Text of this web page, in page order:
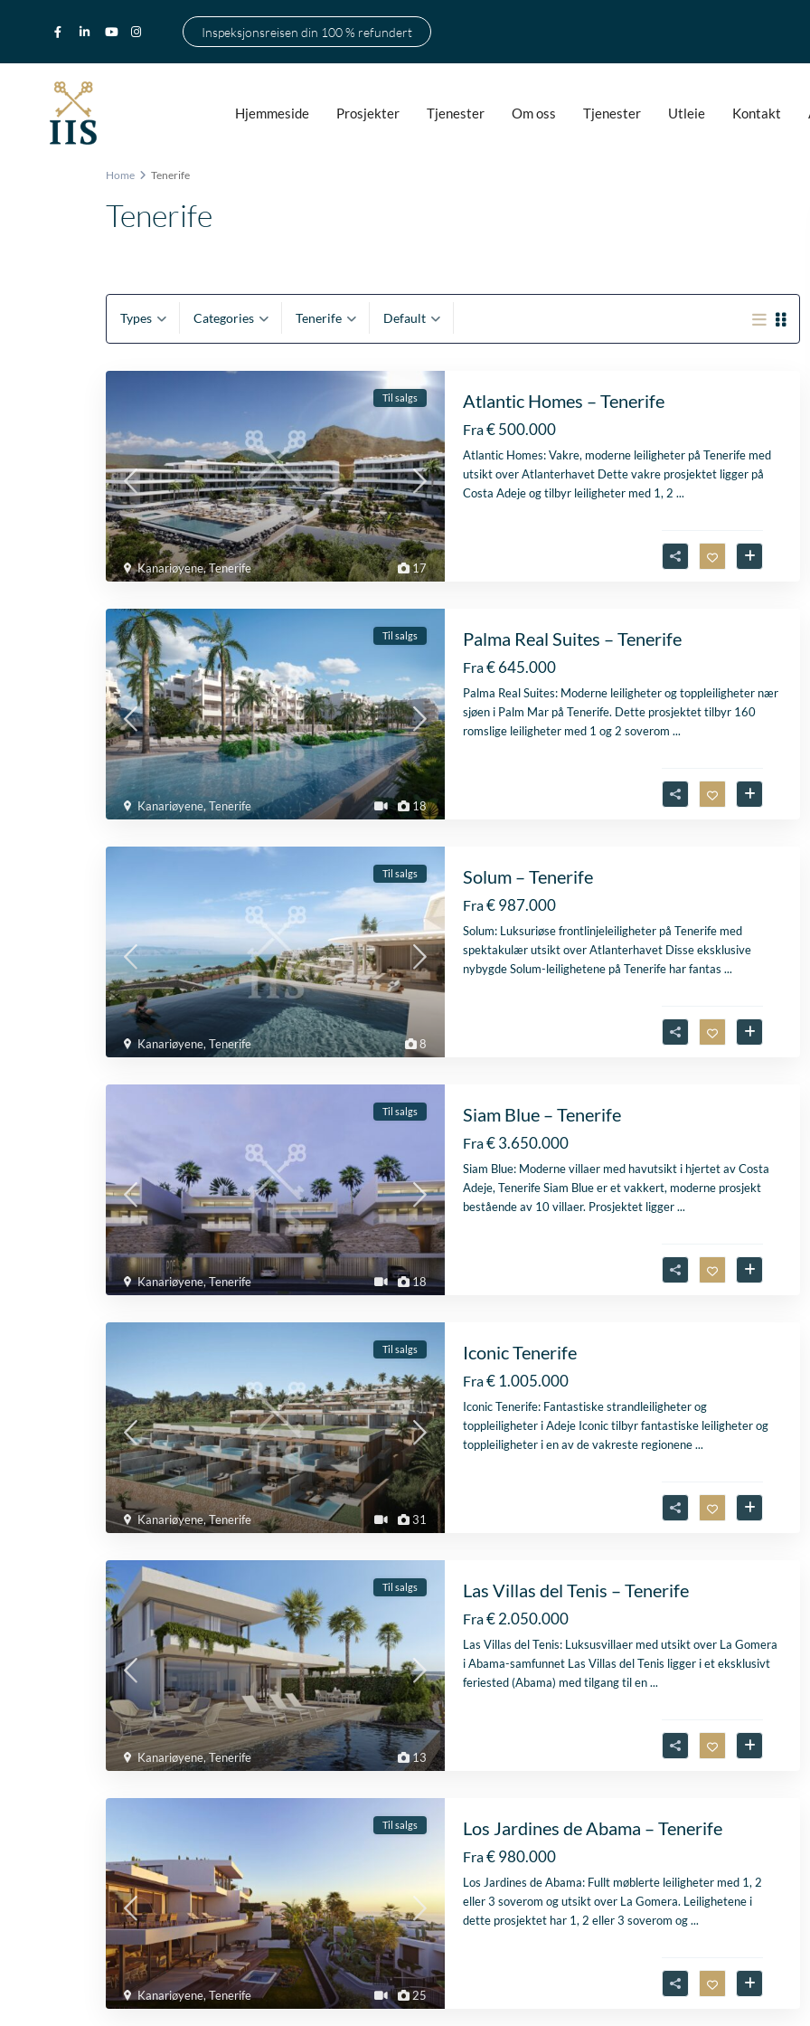
Inspeksjonsreisen din 100 % refundert
Hjemmeside Prosjekter Tjenester Om oss Tjenester Utleie Kontakt
Home Tenerife
Tenerife
Types Categories Tenerife Default
17
Kanariøyene,Tenerife
Til salgs Atlantic Homes – Tenerife
Fra€ 500.000
Atlantic Homes: Vakre, moderne leiligheter på Tenerife med
utsikt over Atlanterhavet Dette vakre prosjektet ligger på
Costa Adeje og tilbyr leiligheter med 1, 2 ...
18
Kanariøyene, Tenerife
Til salgs Palma Real Suites – Tenerife
Fra€ 645.000
Palma Real Suites: Moderne leiligheter og toppleiligheter nær
sjøen i Palm Mar på Tenerife. Dette prosjektet tilbyr 160
romslige leiligheter med 1 og 2 soverom ...
8
Kanariøyene, Tenerife
Til salgs Solum – Tenerife
Fra€ 987.000
Solum: Luksuriøse frontlinjeleiligheter på Tenerife med
spektakulær utsikt over Atlanterhavet Disse eksklusive
nybygde Solum-leilighetene på Tenerife har fantas ...
18
Kanariøyene,Tenerife
Til salgs Siam Blue – Tenerife
Fra€ 3.650.000
Siam Blue: Moderne villaer med havutsikt i hjertet av Costa
Adeje, Tenerife Siam Blue er et vakkert, moderne prosjekt
bestående av 10 villaer. Prosjektet ligger...
31
Kanariøyene,Tenerife
Til salgs Iconic Tenerife
Fra€ 1.005.000
Iconic Tenerife: Fantastiske strandleiligheter og
toppleiligheter i Adeje Iconic tilbyr fantastiske leiligheter og
toppleiligheter i en av de vakreste regionene...
13
Kanariøyene,Tenerife
Til salgs Las Villas del Tenis – Tenerife
Fra€ 2.050.000
Las Villas del Tenis: Luksusvillaer med utsikt over La Gomera
i Abama-samfunnet Las Villas del Tenis ligger i et eksklusivt
feriested (Abama) med tilgang til en...
25
Kanariøyene, Tenerife
Til salgs Los Jardines de Abama – Tenerife
Fra€ 980.000
Los Jardines de Abama: Fullt møblerte leiligheter med 1, 2
eller 3 soverom og utsikt over La Gomera. Leilighetene i
dette prosjektet har 1, 2 eller 3 soverom og...
Zeer goede service en
genomen om mijn
in kaart te brengen.
Stijn, mijn
Zelfs toen ik niet in
was, verliep de
perfect, alleen maar lof!
Lees verder
Fien